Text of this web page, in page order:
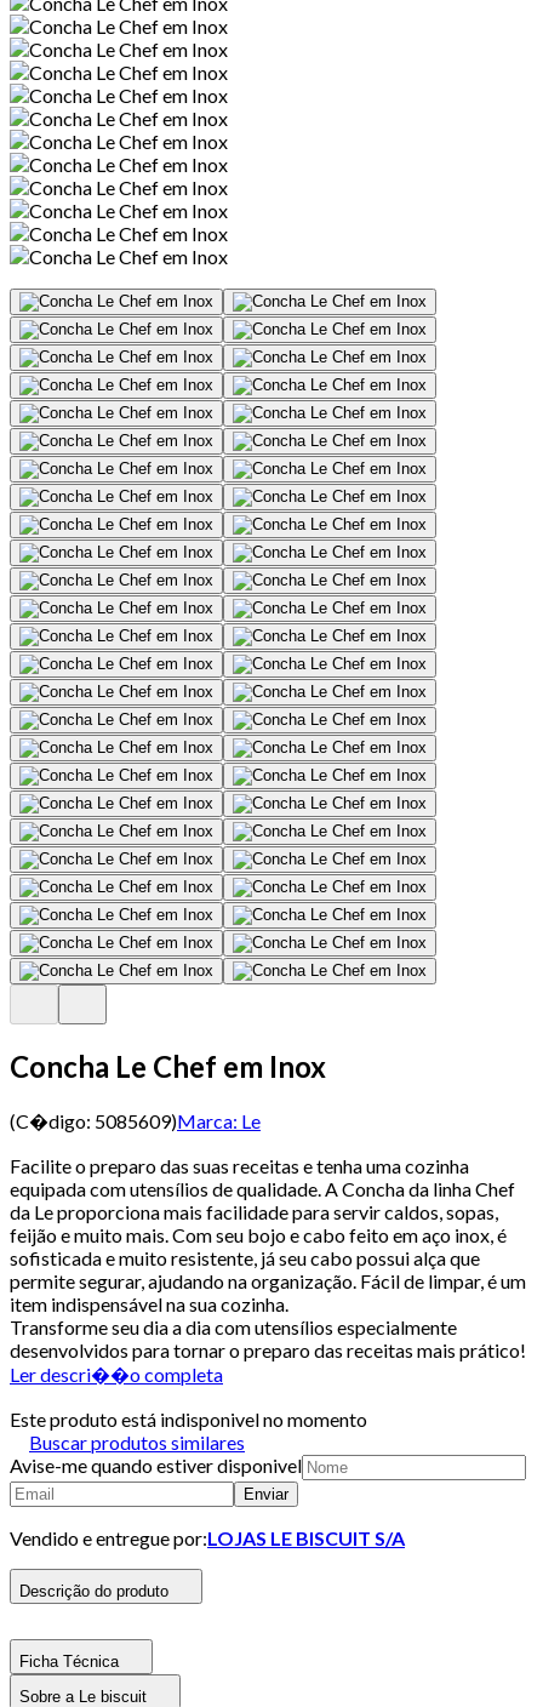
Concha Le Chef em Inox
(C�digo: 5085609)Marca: Le
Facilite o preparo das suas receitas e tenha uma cozinha
equipada com utensílios de qualidade. A Concha da linha Chef
da Le proporciona mais facilidade para servir caldos, sopas,
feijão e muito mais. Com seu bojo e cabo feito em aço inox, é
sofisticada e muito resistente, já seu cabo possui alça que
permite segurar, ajudando na organização. Fácil de limpar, é um
item indispensável na sua cozinha.
Transforme seu dia a dia com utensílios especialmente
desenvolvidos para tornar o preparo das receitas mais prático!
Ler descri��o completa
Este produto está indisponivel no momento
Buscar produtos similares
Avise-me quando estiver disponivel
Enviar
Vendido e entregue por:LOJAS LE BISCUIT S/A
Descrição do produto
Ficha Técnica
Sobre a Le biscuit